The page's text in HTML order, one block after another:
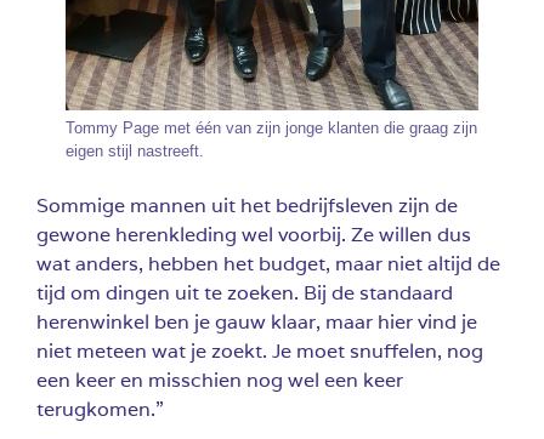
Tommy Page met één van zijn jonge klanten die graag zijn
eigen stijl nastreeft.
Sommige mannen uit het bedrijfsleven zijn de
gewone herenkleding wel voorbij. Ze willen dus
wat anders, hebben het budget, maar niet altijd de
tijd om dingen uit te zoeken. Bij de standaard
herenwinkel ben je gauw klaar, maar hier vind je
niet meteen wat je zoekt. Je moet snuffelen, nog
een keer en misschien nog wel een keer
terugkomen.”